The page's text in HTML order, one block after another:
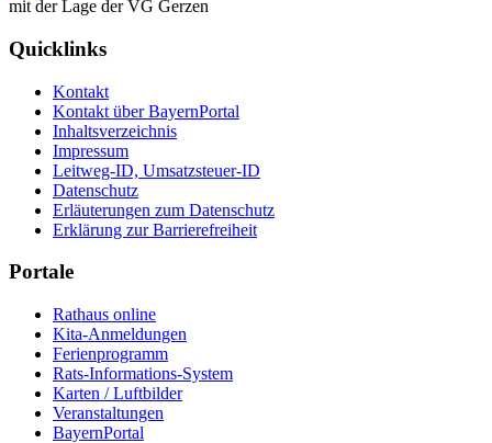
Quicklinks
Kontakt
Kontakt über BayernPortal
Inhaltsverzeichnis
Impressum
Leitweg-ID, Umsatzsteuer-ID
Datenschutz
Erläuterungen zum Datenschutz
Erklärung zur Barrierefreiheit
Portale
Rathaus online
Kita-Anmeldungen
Ferienprogramm
Rats-Informations-System
Karten / Luftbilder
Veranstaltungen
BayernPortal